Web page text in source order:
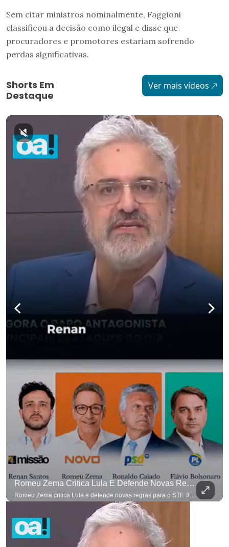
Sem citar ministros nominalmente, Faggioni
classificou a decisão como ilegal e disse que
procuradores e promotores estariam sofrendo
perdas significativas.
Shorts Em
Destaque
Ver mais vídeos
Romeu Zema Critica Lula E Defende Novas Regras Para O STF. #OAntagonista
Romeu Zema critica Lula e defende novas regras para o STF. #OAntagonista Se você busca informação com credibilidade, inscreva-se agora e ative o
para não perder nenhuma